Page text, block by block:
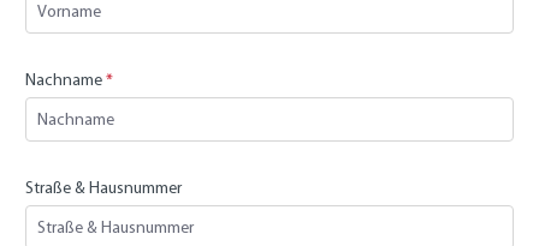
Nachname*
Straße & Hausnummer